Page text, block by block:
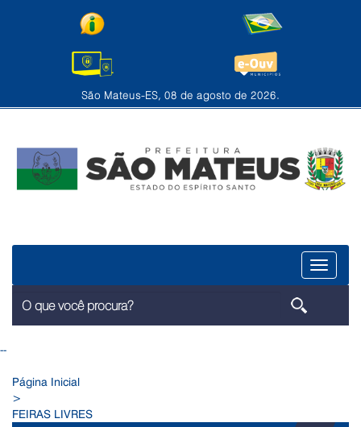
São Mateus-ES, 08 de agosto de 2026.
Menu
--
Página Inicial
>
FEIRAS LIVRES